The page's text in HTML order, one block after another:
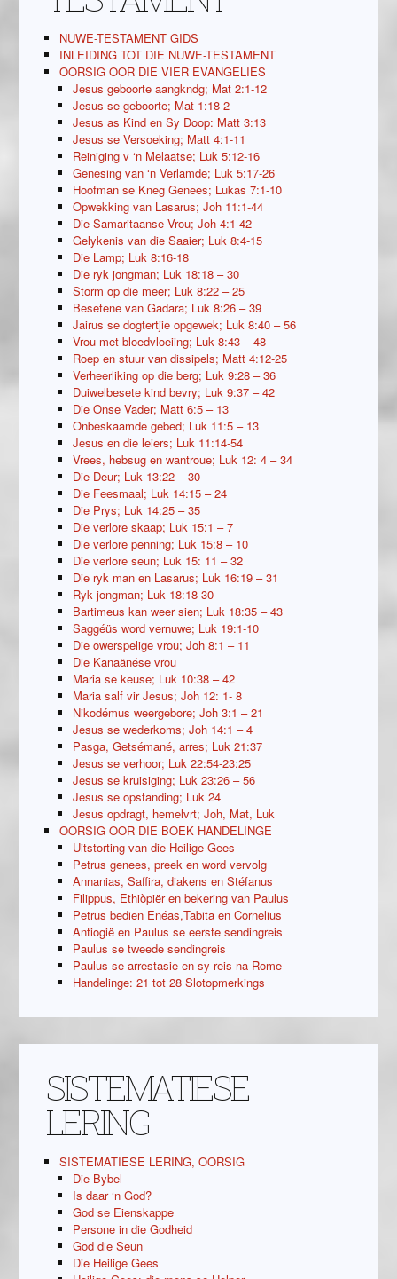
NUWE-TESTAMENT GIDS
INLEIDING TOT DIE NUWE-TESTAMENT
OORSIG OOR DIE VIER EVANGELIES
Jesus geboorte aangkndg; Mat 2:1-12
Jesus se geboorte; Mat 1:18-2
Jesus as Kind en Sy Doop: Matt 3:13
Jesus se Versoeking; Matt 4:1-11
Reiniging v ‘n Melaatse; Luk 5:12-16
Genesing van ‘n Verlamde; Luk 5:17-26
Hoofman se Kneg Genees; Lukas 7:1-10
Opwekking van Lasarus; Joh 11:1-44
Die Samaritaanse Vrou; Joh 4:1-42
Gelykenis van die Saaier; Luk 8:4-15
Die Lamp; Luk 8:16-18
Die ryk jongman; Luk 18:18 – 30
Storm op die meer; Luk 8:22 – 25
Besetene van Gadara; Luk 8:26 – 39
Jairus se dogtertjie opgewek; Luk 8:40 – 56
Vrou met bloedvloeiing; Luk 8:43 – 48
Roep en stuur van dissipels; Matt 4:12-25
Verheerliking op die berg; Luk 9:28 – 36
Duiwelbesete kind bevry; Luk 9:37 – 42
Die Onse Vader; Matt 6:5 – 13
Onbeskaamde gebed; Luk 11:5 – 13
Jesus en die leiers; Luk 11:14-54
Vrees, hebsug en wantroue; Luk 12: 4 – 34
Die Deur; Luk 13:22 – 30
Die Feesmaal; Luk 14:15 – 24
Die Prys; Luk 14:25 – 35
Die verlore skaap; Luk 15:1 – 7
Die verlore penning; Luk 15:8 – 10
Die verlore seun; Luk 15: 11 – 32
Die ryk man en Lasarus; Luk 16:19 – 31
Ryk jongman; Luk 18:18-30
Bartimeus kan weer sien; Luk 18:35 – 43
Saggéüs word vernuwe; Luk 19:1-10
Die owerspelige vrou; Joh 8:1 – 11
Die Kanaänése vrou
Maria se keuse; Luk 10:38 – 42
Maria salf vir Jesus; Joh 12: 1- 8
Nikodémus weergebore; Joh 3:1 – 21
Jesus se wederkoms; Joh 14:1 – 4
Pasga, Getsémané, arres; Luk 21:37
Jesus se verhoor; Luk 22:54-23:25
Jesus se kruisiging; Luk 23:26 – 56
Jesus se opstanding; Luk 24
Jesus opdragt, hemelvrt; Joh, Mat, Luk
OORSIG OOR DIE BOEK HANDELINGE
Uitstorting van die Heilige Gees
Petrus genees, preek en word vervolg
Annanias, Saffira, diakens en Stéfanus
Filippus, Ethiòpiër en bekering van Paulus
Petrus bedien Enéas,Tabita en Cornelius
Antiogië en Paulus se eerste sendingreis
Paulus se tweede sendingreis
Paulus se arrestasie en sy reis na Rome
Handelinge: 21 tot 28 Slotopmerkings
SISTEMATIESE
LERING
SISTEMATIESE LERING, OORSIG
Die Bybel
Is daar ‘n God?
God se Eienskappe
Persone in die Godheid
God die Seun
Die Heilige Gees